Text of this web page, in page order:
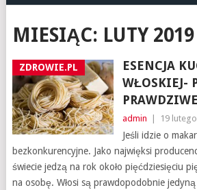
MIESIĄC: LUTY 2019
ZDROWIE.PL
ESENCJA
WŁOSKIEJ-
admin 19
Jeśli idzie o
bezkonkurencyjne. Jako najwięksi
świecie jedzą na rok około pięćdziesięciu
na osobę. Włosi są prawdopodobnie jedyną